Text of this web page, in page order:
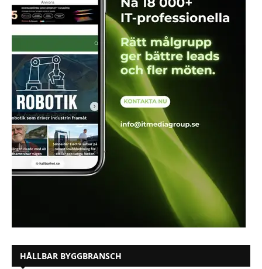
HÅLLBAR BYGGBRANSCH